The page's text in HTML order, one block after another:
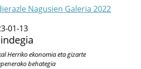
Nagusien Galeria 2022
01-13
Herriko ekonomia eta gizarte
behategia